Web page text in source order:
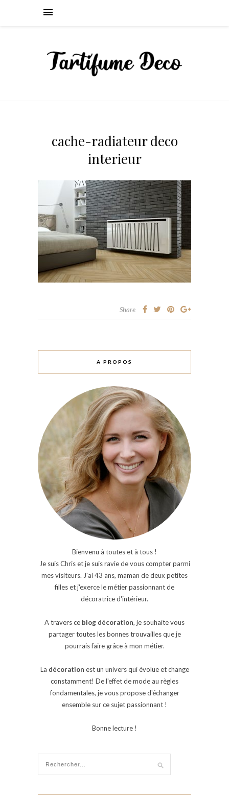
cache-radiateur deco
interieur
Share
A PROPOS
Bienvenu à toutes et à tous !
Je suis Chris et je suis ravie de vous compter parmi
mes visiteurs. J'ai 43 ans, maman de deux petites
filles et j'exerce le métier passionnant de
décoratrice d'intérieur.
A travers ce blog décoration, je souhaite vous
partager toutes les bonnes trouvailles que je
pourrais faire grâce à mon métier.
La décoration est un univers qui évolue et change
constamment! De l'effet de mode au règles
fondamentales, je vous propose d'échanger
ensemble sur ce sujet passionnant !
Bonne lecture !